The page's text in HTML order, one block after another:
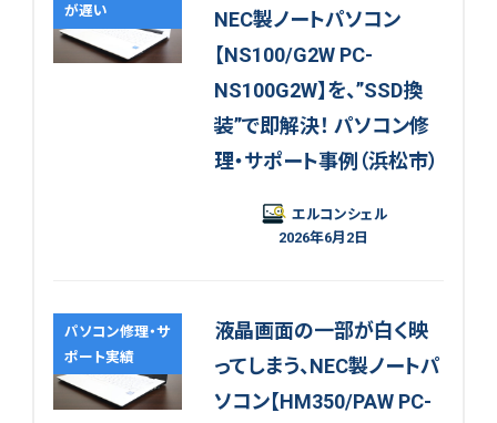
が遅い
NEC製ノートパソコン
【NS100/G2W PC-
NS100G2W】を、”SSD換
装”で即解決！ パソコン修
理・サポート事例（浜松市）
エルコンシェル
2026年6月2日
パソコン修理・サ
ポート実績
液晶画面の一部が白く映
ってしまう、NEC製ノートパ
ソコン【HM350/PAW PC-